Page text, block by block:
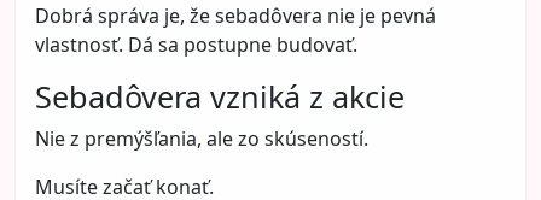
Dobrá správa je, že sebadôvera nie je pevná
vlastnosť. Dá sa postupne budovať.
Sebadôvera vzniká z akcie
Nie z premýšľania, ale zo skúseností.
Musíte začať konať.